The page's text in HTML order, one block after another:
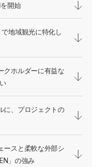
開始
で地域観光に特化し
クホルダーに有益な
に、プロジェクトの
ースと柔軟な外部シ
」の強み